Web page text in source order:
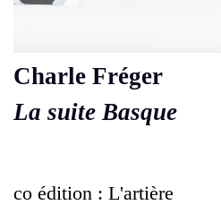
Charle Fréger
La suite Basque
co édition : L'artière